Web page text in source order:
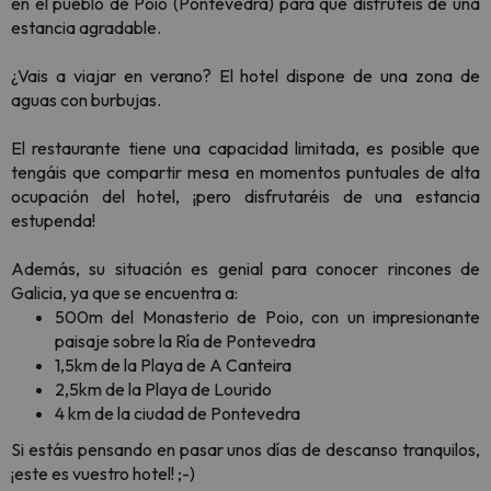
estancia agradable.
¿Vais a viajar en verano? El hotel dispone de una zona de
aguas con burbujas.
El restaurante tiene una capacidad limitada, es posible que
tengáis que compartir mesa en momentos puntuales de alta
ocupación del hotel, ¡pero disfrutaréis de una estancia
estupenda!
Además, su situación es genial para conocer rincones de
Galicia, ya que se encuentra a:
500m del Monasterio de Poio, con un impresionante
paisaje sobre la Ría de Pontevedra
1,5km de la Playa de A Canteira
2,5km de la Playa de Lourido
4 km de la ciudad de Pontevedra
Si estáis pensando en pasar unos días de descanso tranquilos,
¡este es vuestro hotel! ;-)